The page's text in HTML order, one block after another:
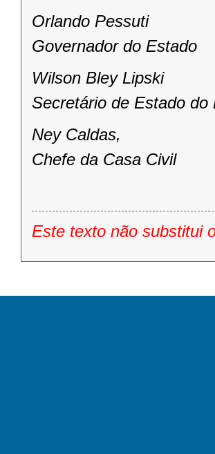
Orlando Pessuti
Governador do Estado
Wilson Bley Lipski
Secretário de Estado
Ney Caldas,
Chefe da Casa Civil
Este texto não substitui